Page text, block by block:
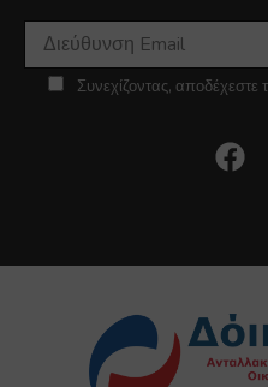
Συνεχίζοντας, αποδέχεστε